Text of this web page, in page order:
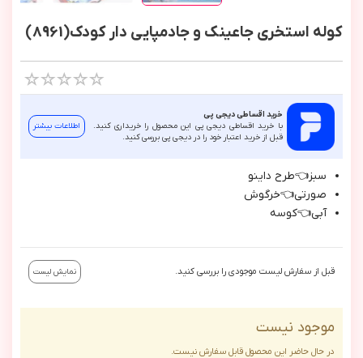
کوله استخری جاعینک و جادمپایی دار کودک(8961)
خرید اقساطی دیجی پی
با خرید اقساطی دیجی پی این محصول را خریداری کنید.
قبل از خرید اعتبار خود را در دیجی پی بررسی کنید.
اطلاعات بیشتر
سبز👈طرح داينو
صورتي👈خرگوش
آبي👈كوسه
قبل از سفارش لیست موجودی را بررسی کنید. نمایش لیست
موجود نیست
در حال حاضر این محصول قابل سفارش نیست.